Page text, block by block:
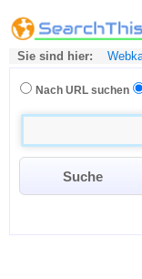
Sie sind hier:
Nach URL suchen